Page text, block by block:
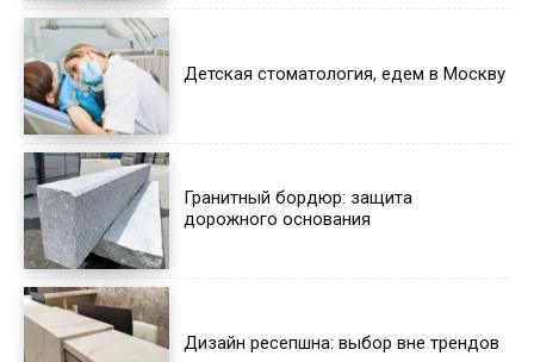
Детская стоматология, едем в Москву
Гранитный бордюр: защита
дорожного основания
Дизайн ресепшна: выбор вне трендов